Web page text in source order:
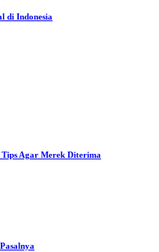
di Indonesia
Agar Merek Diterima